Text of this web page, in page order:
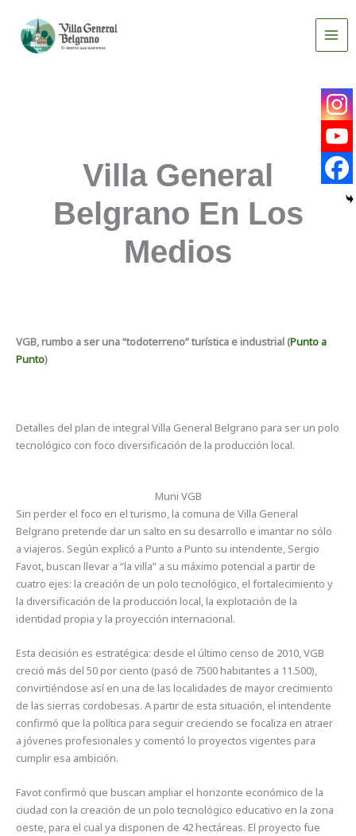
contenido
Villa General
Belgrano En Los
Medios
VGB, rumbo a ser una “todoterreno” turística e industrial (Punto a
Punto)
Detalles del plan de integral Villa General Belgrano para ser un polo
tecnológico con foco diversificación de la producción local.
Muni VGB
Sin perder el foco en el turismo, la comuna de Villa General
Belgrano pretende dar un salto en su desarrollo e imantar no sólo
a viajeros. Según explicó a Punto a Punto su intendente, Sergio
Favot, buscan llevar a “la villa” a su máximo potencial a partir de
cuatro ejes: la creación de un polo tecnológico, el fortalecimiento y
la diversificación de la producción local, la explotación de la
identidad propia y la proyección internacional.
Esta decisión es estratégica: desde el último censo de 2010, VGB
creció más del 50 por ciento (pasó de 7500 habitantes a 11.500),
convirtiéndose así en una de las localidades de mayor crecimiento
de las sierras cordobesas. A partir de esta situación, el intendente
confirmó que la política para seguir creciendo se focaliza en atraer
a jóvenes profesionales y comentó lo proyectos vigentes para
cumplir esa ambición.
Favot confirmó que buscan ampliar el horizonte económico de la
ciudad con la creación de un polo tecnológico educativo en la zona
oeste, para el cual ya disponen de 42 hectáreas. El proyecto fue